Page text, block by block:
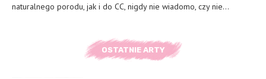
naturalnego porodu, jak i do CC, nigdy nie wiadomo, czy nie…
OSTATNIE ARTY